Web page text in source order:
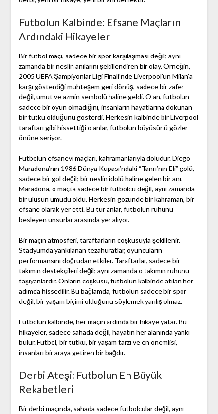
Futbolun Kalbinde: Efsane Maçların
Ardındaki Hikayeler
Bir futbol maçı, sadece bir spor karşılaşması değil; aynı
zamanda bir neslin anılarını şekillendiren bir olay. Örneğin,
2005 UEFA Şampiyonlar Ligi Finali’nde Liverpool’un Milan’a
karşı gösterdiği muhteşem geri dönüş, sadece bir zafer
değil, umut ve azmin sembolü haline geldi. O an, futbolun
sadece bir oyun olmadığını, insanların hayatlarına dokunan
bir tutku olduğunu gösterdi. Herkesin kalbinde bir Liverpool
taraftarı gibi hissettiği o anlar, futbolun büyüsünü gözler
önüne seriyor.
Futbolun efsanevi maçları, kahramanlarıyla doludur. Diego
Maradona’nın 1986 Dünya Kupası’ndaki “Tanrı’nın Eli” golü,
sadece bir gol değil; bir neslin idolü haline gelen bir anı.
Maradona, o maçta sadece bir futbolcu değil, aynı zamanda
bir ulusun umudu oldu. Herkesin gözünde bir kahraman, bir
efsane olarak yer etti. Bu tür anlar, futbolun ruhunu
besleyen unsurlar arasında yer alıyor.
Bir maçın atmosferi, taraftarların coşkusuyla şekillenir.
Stadyumda yankılanan tezahüratlar, oyuncuların
performansını doğrudan etkiler. Taraftarlar, sadece bir
takımın destekçileri değil; aynı zamanda o takımın ruhunu
taşıyanlardır. Onların coşkusu, futbolun kalbinde atılan her
adımda hissedilir. Bu bağlamda, futbolun sadece bir spor
değil, bir yaşam biçimi olduğunu söylemek yanlış olmaz.
Futbolun kalbinde, her maçın ardında bir hikaye yatar. Bu
hikayeler, sadece sahada değil, hayatın her alanında yankı
bulur. Futbol, bir tutku, bir yaşam tarzı ve en önemlisi,
insanları bir araya getiren bir bağdır.
Derbi Ateşi: Futbolun En Büyük
Rekabetleri
Bir derbi maçında, sahada sadece futbolcular değil, aynı